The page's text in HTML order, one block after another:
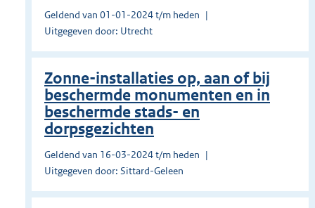
Geldend van 01-01-2024 t/m heden
Uitgegeven door: Utrecht
Zonne-installaties op, aan of bij
beschermde monumenten en in
beschermde stads- en
dorpsgezichten
Geldend van 16-03-2024 t/m heden
Uitgegeven door: Sittard-Geleen